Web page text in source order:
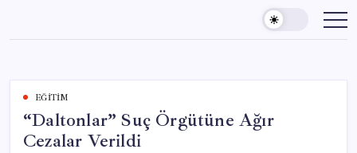
content
EĞITIM
“Daltonlar” Suç Örgütüne Ağır
Cezalar Verildi